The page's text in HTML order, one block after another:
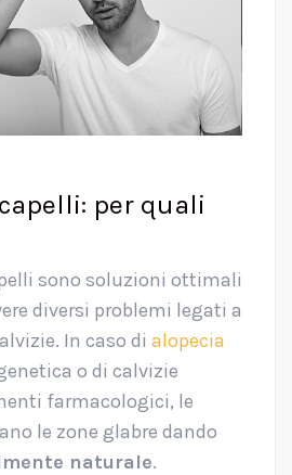
per quali
sono soluzioni ottimali
diversi problemi legati a
In caso di alopecia
o di calvizie
farmacologici, le
le zone glabre dando
naturale.